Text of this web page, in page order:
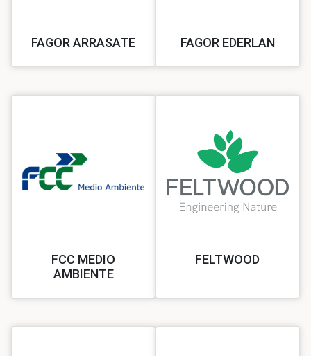
FAGOR ARRASATE FAGOR EDERLAN
FCC MEDIO
AMBIENTE
FELTWOOD